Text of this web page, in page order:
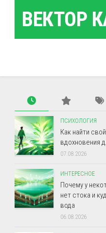
содержаниюВЕКТОР
ПСИХОЛОГИЯ
Как найти
вдохновения
07.08.2026
ИНТЕРЕСНОЕ
Почему у
нет стока и
вода
06.08.2026